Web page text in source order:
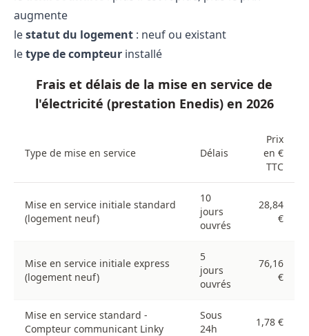
augmente
lestatut du logement : neuf ou existant
letype de compteur installé
Frais et délais de la mise en service de
l'électricité (prestation Enedis) en 2026
Type de mise en service Délais
Prix
en €
TTC
Mise en service initiale standard
(logement neuf)
10
jours
ouvrés
28,84
€
Mise en service initiale express
(logement neuf)
5
jours
ouvrés
76,16
€
Mise en service standard -
Compteur communicant Linky
Sous
24h
1,78 €